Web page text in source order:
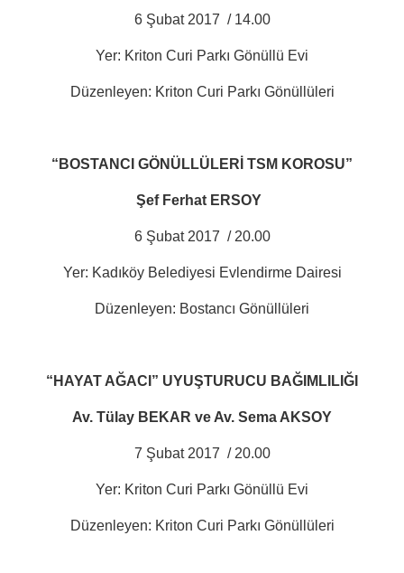
6 Şubat 2017 / 14.00
Yer: Kriton Curi Parkı Gönüllü Evi
Düzenleyen: Kriton Curi Parkı Gönüllüleri
“BOSTANCI GÖNÜLLÜLERİ TSM KOROSU”
Şef Ferhat ERSOY
6 Şubat 2017 / 20.00
Yer: Kadıköy Belediyesi Evlendirme Dairesi
Düzenleyen: Bostancı Gönüllüleri
“HAYAT AĞACI” UYUŞTURUCU BAĞIMLILIĞI
Av. Tülay BEKAR ve Av. Sema AKSOY
7 Şubat 2017 / 20.00
Yer: Kriton Curi Parkı Gönüllü Evi
Düzenleyen: Kriton Curi Parkı Gönüllüleri